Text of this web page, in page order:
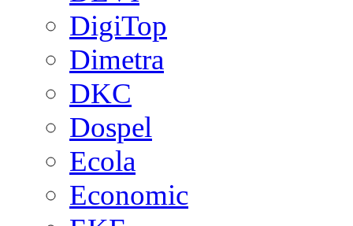
DigiTop
Dimetra
DKC
Dospel
Ecola
Economic